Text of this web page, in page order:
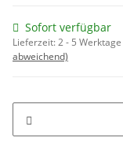
Sofort verfügbar
Lieferzeit:2 - 5 Werktage
abweichend)